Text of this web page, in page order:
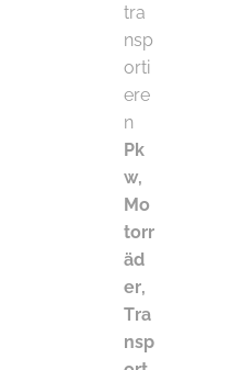
tra
nsp
orti
ere
n
Pk
w,
Mo
torr
äd
er,
Tra
nsp